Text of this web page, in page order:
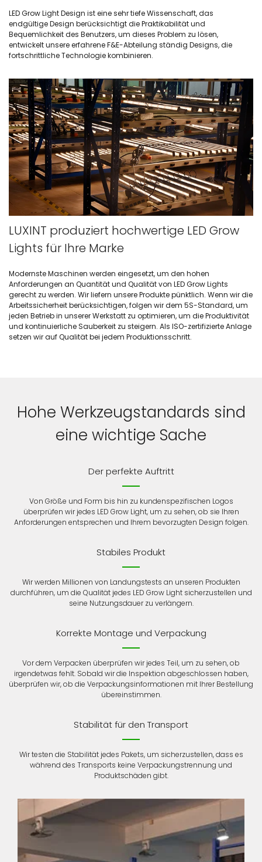
LED Grow Light Design ist eine sehr tiefe Wissenschaft, das
endgültige Design berücksichtigt die Praktikabilität und
Bequemlichkeit des Benutzers, um dieses Problem zu lösen,
entwickelt unsere erfahrene F&E-Abteilung ständig Designs, die
fortschrittliche Technologie kombinieren.
LUXINT produziert hochwertige LED Grow
Lights für Ihre Marke
Modernste Maschinen werden eingesetzt, um den hohen
Anforderungen an Quantität und Qualität von LED Grow Lights
gerecht zu werden. Wir liefern unsere Produkte pünktlich. Wenn wir die
Arbeitssicherheit berücksichtigen, folgen wir dem 5S-Standard, um
jeden Betrieb in unserer Werkstatt zu optimieren, um die Produktivität
und kontinuierliche Sauberkeit zu steigern. Als ISO-zertifizierte Anlage
setzen wir auf Qualität bei jedem Produktionsschritt.
Hohe Werkzeugstandards sind
eine wichtige Sache
Der perfekte Auftritt
Von Größe und Form bis hin zu kundenspezifischen Logos
überprüfen wir jedes LED Grow Light, um zu sehen, ob sie Ihren
Anforderungen entsprechen und Ihrem bevorzugten Design folgen.
Stabiles Produkt
Wir werden Millionen von Landungstests an unseren Produkten
durchführen, um die Qualität jedes LED Grow Light sicherzustellen und
seine Nutzungsdauer zu verlängern.
Korrekte Montage und Verpackung
Vor dem Verpacken überprüfen wir jedes Teil, um zu sehen, ob
irgendetwas fehlt. Sobald wir die Inspektion abgeschlossen haben,
überprüfen wir, ob die Verpackungsinformationen mit Ihrer Bestellung
übereinstimmen.
Stabilität für den Transport
Wir testen die Stabilität jedes Pakets, um sicherzustellen, dass es
während des Transports keine Verpackungstrennung und
Produktschäden gibt.